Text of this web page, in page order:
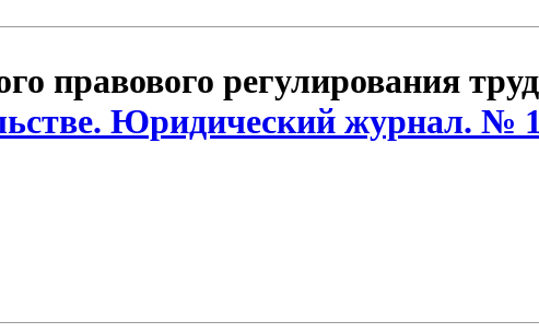
правового регулирования
Юридический журнал. №